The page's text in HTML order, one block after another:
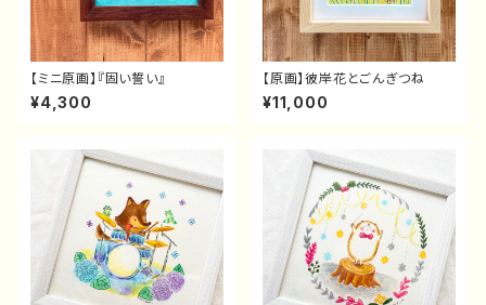
【ミニ原画】『固い誓い』
¥4,300
【原画】彼岸花とごんぎつね
¥11,000